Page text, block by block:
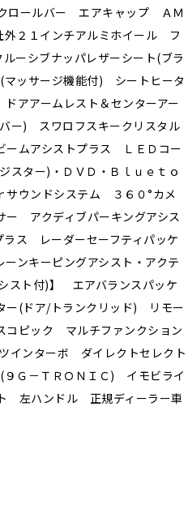
ロールバー エアキャップ ＡＭ
外２１インチアルミホイール フ
ーシブナッパレザーシート(ブラ
ッサージ機能付) シートヒータ
アームレスト＆センターアー
ー) スワロフスキークリスタル
ムアシストプラス ＬＥＤコー
ター)・ＤＶＤ・Ｂｌｕｅｔｏ
サウンドシステム ３６０°カメ
ー アクディブパーキングアシス
ス レーダーセーフティパッケ
ンキーピングアシスト・アクテ
スト付)】 エアバランスパッケ
(ドア/トランクリッド) リモー
ピック マルチファンクション
インターボ ダイレクトセレクト
Ｇ－ＴＲＯＮＩＣ) イモビライ
左ハンドル 正規ディーラー車